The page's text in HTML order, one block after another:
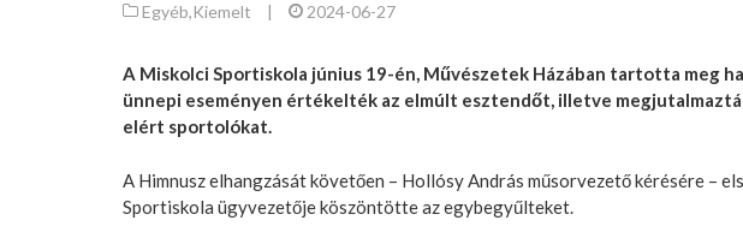
Egyéb,Kiemelt | 2024-06-27
A Miskolci Sportiskola június 19-én, Művészetek Házában tartotta meg
ünnepi eseményen értékelték az elmúlt esztendőt, illetve
elért sportolókat.
A Himnusz elhangzását követően – Hollósy András műsorvezető kérésére –
Sportiskola ügyvezetője köszöntötte az egybegyűlteket.